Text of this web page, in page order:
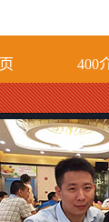
400
优
功